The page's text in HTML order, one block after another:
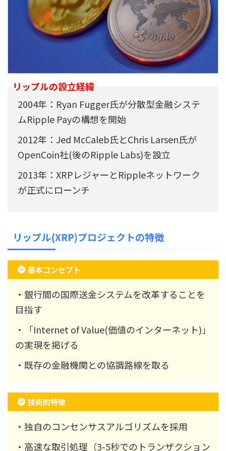
リップルの設立経緯
2004年：Ryan Fugger氏が分散型金融システ
ムRipple Payの構想を開始
2012年：Jed McCaleb氏とChris Larsen氏が
OpenCoin社(後のRipple Labs)を設立
2013年：XRPレジャーとRippleネットワーク
が正式にローンチ
リップル(XRP)プロジェクトの特徴
基本コンセプト
・銀行間の国際送金システムを改革することを
目指す
・「Internet of Value(価値のインターネット)」
の実現を掲げる
・既存の金融機関との協調路線を取る
技術的特徴
・独自のコンセンサスアルゴリズムを採用
・高速な取引処理（3-5秒でのトランザクション